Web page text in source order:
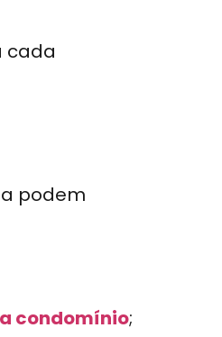
cada
podem
condomínio;